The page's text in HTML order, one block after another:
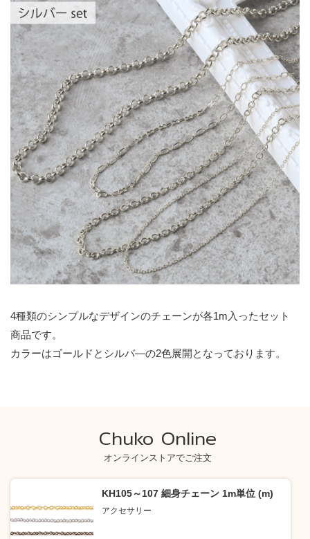
4種類のシンプルなデザインのチェーンが各1m入ったセット
商品です。
カラーはゴールドとシルバ―の2色展開となっております。
Chuko Online
オンラインストアでご注文
KH105～107 細身チェーン 1m単位 (m)
アクセサリー